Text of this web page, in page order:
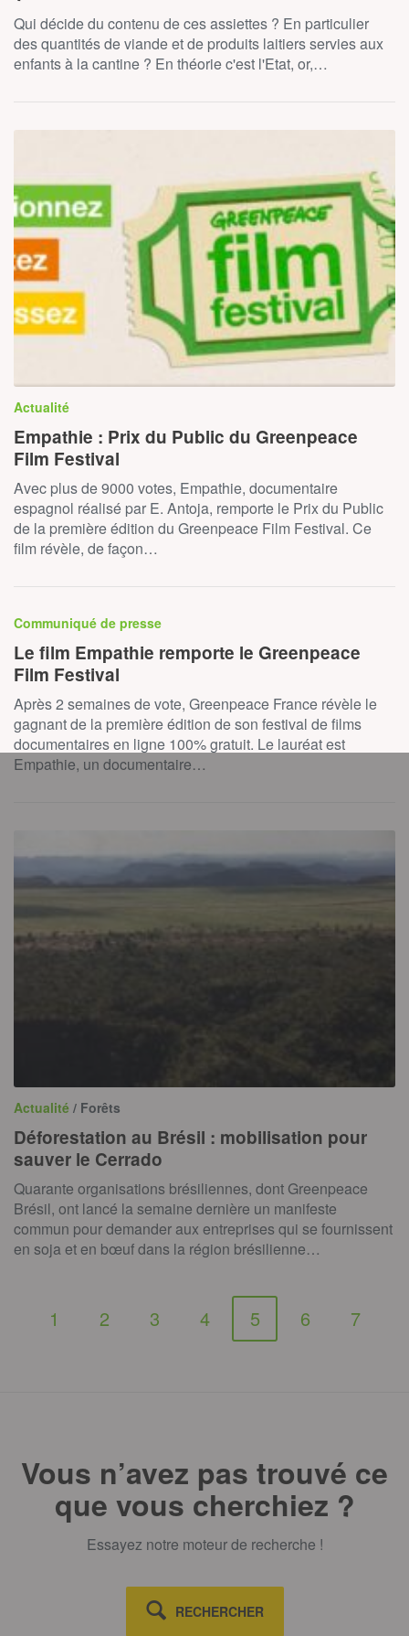
Qui décide du contenu de ces assiettes ? En particulier
des quantités de viande et de produits laitiers servies aux
enfants à la cantine ? En théorie c'est l'Etat, or,…
Actualité
Empathie : Prix du Public du Greenpeace
Film Festival
Avec plus de 9000 votes, Empathie, documentaire
espagnol réalisé par E. Antoja, remporte le Prix du Public
de la première édition du Greenpeace Film Festival. Ce
film révèle, de façon…
Communiqué de presse
Le film Empathie remporte le Greenpeace
Film Festival
Après 2 semaines de vote, Greenpeace France révèle le
gagnant de la première édition de son festival de films
documentaires en ligne 100% gratuit. Le lauréat est
Empathie, un documentaire…
Actualité / Forêts
Déforestation au Brésil : mobilisation pour
sauver le Cerrado
Quarante organisations brésiliennes, dont Greenpeace
Brésil, ont lancé la semaine dernière un manifeste
commun pour demander aux entreprises qui se fournissent
en soja et en bœuf dans la région brésilienne…
1 2 3 4 5 6 7
Vous n’avez pas trouvé ce
que vous cherchiez ?
Essayez notre moteur de recherche !
RECHERCHER